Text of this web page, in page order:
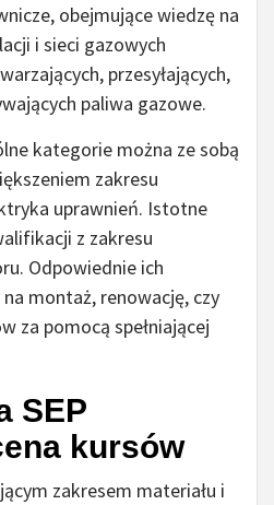
obejmujące wiedzę na
i sieci gazowych
przesyłających,
paliwa gazowe.
kategorie można ze sobą
zakresu
uprawnień. Istotne
z zakresu
Odpowiednie ich
montaż, renowację, czy
za pomocą spełniającej
SEP
kursów
zakresem materiału i